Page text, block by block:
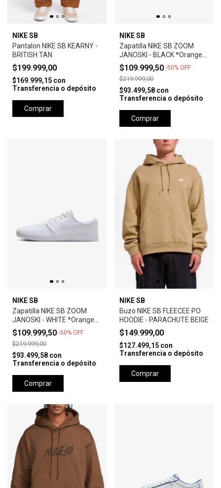
NIKE SB
Pantalon NIKE SB KEARNY -
BRITISH TAN
$199.999,00
$169.999,15 con
Transferencia o depósito
Comprar
NIKE SB
Zapatilla NIKE SB ZOOM
JANOSKI - BLACK *Orange
Label*
$109.999,50 -50% OFF
$219.999,00
$93.499,58 con
Transferencia o depósito
Comprar
NIKE SB
Zapatilla NIKE SB ZOOM
JANOSKI - WHITE *Orange
Label*
$109.999,50 -50% OFF
$219.999,00
$93.499,58 con
Transferencia o depósito
Comprar
NIKE SB
Buzo NIKE SB FLEECEE PO
HOODIE - PARACHUTE BEIGE
$149.999,00
$127.499,15 con
Transferencia o depósito
Comprar